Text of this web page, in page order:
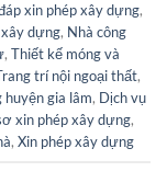
xin phép xây dựng,
dựng, Nhà công
, Thiết kế móng và
trí nội ngoại thất,
gia lâm, Dịch vụ
xin phép xây dựng,
, Xin phép xây dựng